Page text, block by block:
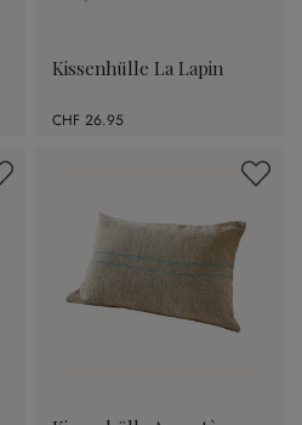
Kissenhülle La Lapin
CHF 26.95